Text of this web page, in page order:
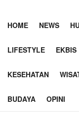
HOME NEWS
LIFESTYLE EKBIS
KESEHATAN
BUDAYA OPINI